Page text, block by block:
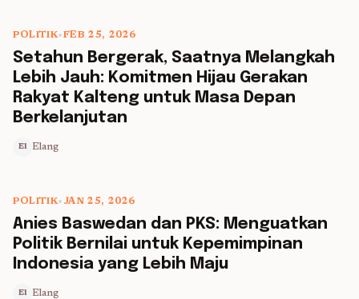
5 min read
POLITIK•FEB 25, 2026
Setahun Bergerak, Saatnya Melangkah
Lebih Jauh: Komitmen Hijau Gerakan
Rakyat Kalteng untuk Masa Depan
Berkelanjutan
El Elang
5 min read
POLITIK• JAN 25, 2026
Anies Baswedan dan PKS: Menguatkan
Politik Bernilai untuk Kepemimpinan
Indonesia yang Lebih Maju
El Elang